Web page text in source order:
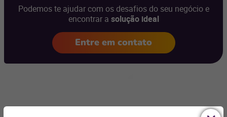
Podemos te ajudar com os desafios do seu negócio e
encontrar a solução ideal
Entre em contato